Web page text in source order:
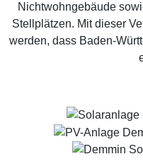
Nichtwohngebäude
Stellplätzen. Mit dieser
werden, dass Baden-